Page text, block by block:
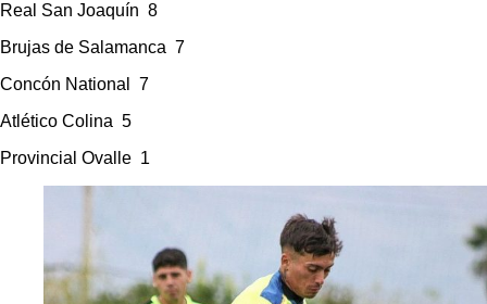
Real San Joaquín 8
Brujas de Salamanca 7
Concón National 7
Atlético Colina 5
Provincial Ovalle 1